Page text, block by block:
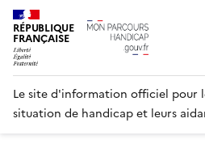
RÉPUBLIQUE
FRANÇAISE
Le site d'information officiel pour
situation de handicap et leurs